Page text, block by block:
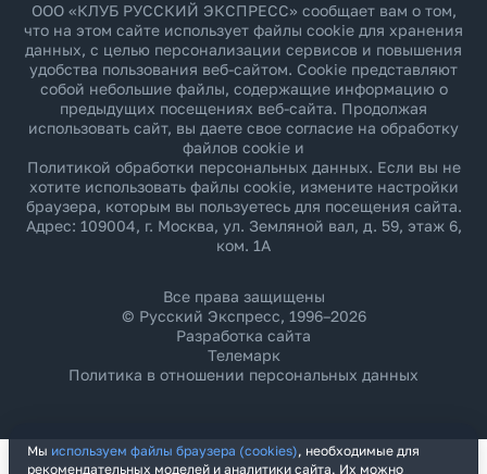
ООО «КЛУБ РУССКИЙ ЭКСПРЕСС» сообщает вам о том,
что на этом сайте использует файлы cookie для хранения
данных, с целью персонализации сервисов и повышения
удобства пользования веб-сайтом. Cookie представляют
собой небольшие файлы, содержащие информацию о
предыдущих посещениях веб-сайта. Продолжая
использовать сайт, вы даете свое согласие на обработку
файлов cookie и
Политикой обработки персональных данных. Если вы не
хотите использовать файлы cookie, измените настройки
браузера, которым вы пользуетесь для посещения сайта.
Адрес: 109004, г. Москва, ул. Земляной вал, д. 59, этаж 6,
ком. 1А
Все права защищены
© Русский Экспресс, 1996–2026
Разработка сайта
Телемарк
Политика в отношении персональных данных
Мы используем файлы браузера (cookies), необходимые для
рекомендательных моделей и аналитики сайта. Их можно